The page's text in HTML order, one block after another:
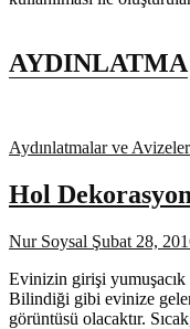
AYDINLATMA
Aydınlatmalar ve Avizeler
Hol
Nur Soysal Şubat 28,
Evinizin girişi yumuşacık
Bilindiği gibi evinize
görüntüsü olacaktır.